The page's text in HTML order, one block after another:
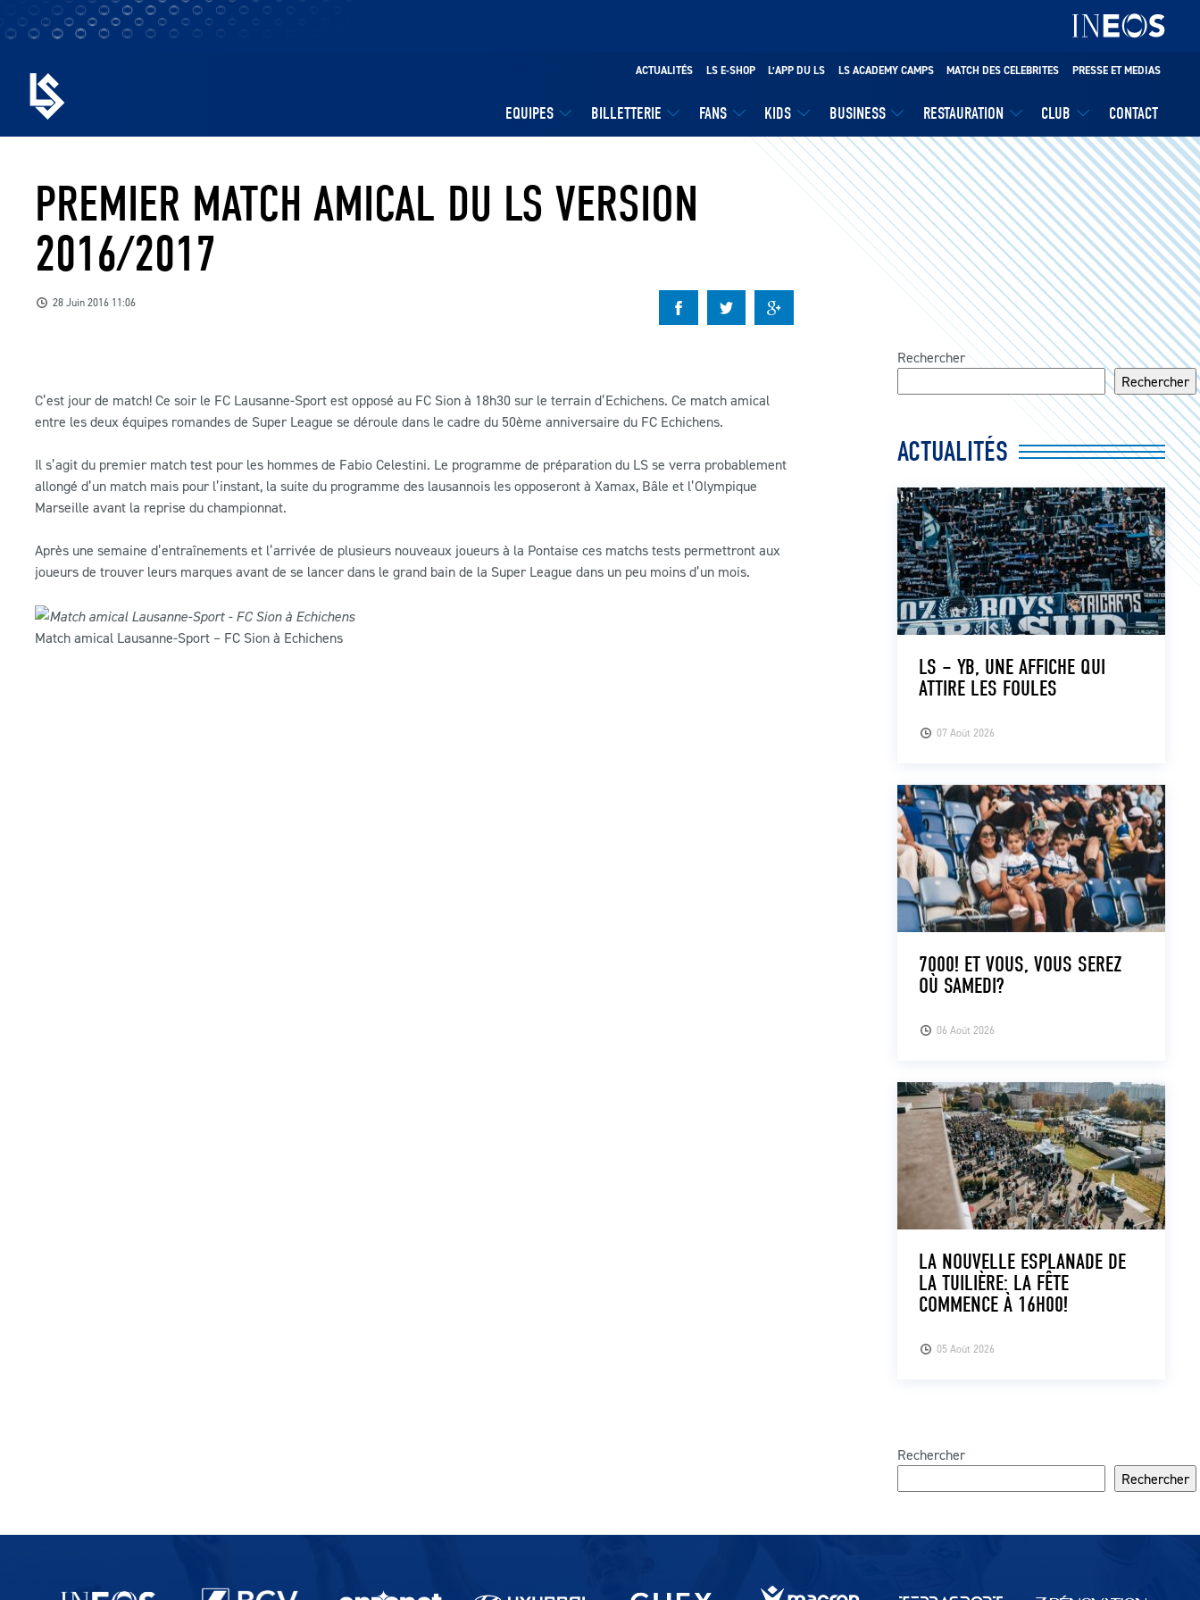
EQUIPES BILLETTERIE FANS KIDS BUSINESS RESTAURATION CLUB CONTACT
ACTUALITÉS LS E-SHOP L’APP DU LS LS ACADEMY CAMPS MATCH DES CELEBRITES PRESSE ET MEDIAS
PREMIER MATCH AMICAL DU LS VERSION
2016/2017
28 Juin 2016 11:06
C’est jour de match! Ce soir le FC Lausanne-Sport est opposé au FC Sion à 18h30 sur le terrain d’Echichens. Ce match amical
entre les deux équipes romandes de Super League se déroule dans le cadre du 50ème anniversaire du FC Echichens.
Il s’agit du premier match test pour les hommes de Fabio Celestini. Le programme de préparation du LS se verra probablement
allongé d’un match mais pour l’instant, la suite du programme des lausannois les opposeront à Xamax, Bâle et l’Olympique
Marseille avant la reprise du championnat.
Après une semaine d’entraînements et l’arrivée de plusieurs nouveaux joueurs à la Pontaise ces matchs tests permettront aux
joueurs de trouver leurs marques avant de se lancer dans le grand bain de la Super League dans un peu moins d’un mois.
Match amical Lausanne-Sport – FC Sion à Echichens
Rechercher
Rechercher
ACTUALITÉS
07 Août 2026
LS – YB, UNE AFFICHE QUI
ATTIRE LES FOULES
06 Août 2026
7000! ET VOUS, VOUS SEREZ
OÙ SAMEDI?
05 Août 2026
LA NOUVELLE ESPLANADE DE
LA TUILIÈRE: LA FÊTE
COMMENCE À 16H00!
Rechercher
Rechercher
Partenaires du lausanne-Sport